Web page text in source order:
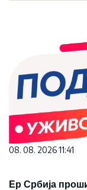
08. 08. 2026 11:41
Ер Србија